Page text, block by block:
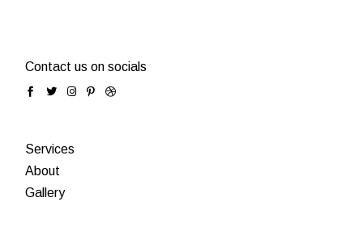
Contact us on socials
Services
About
Gallery